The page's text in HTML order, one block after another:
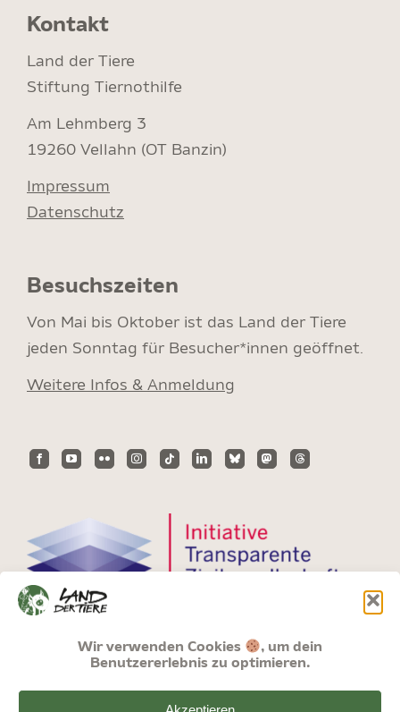
Wir verwenden Cookies
, um dein
Benutzererlebnis zu optimieren.
Kontakt
Land der Tiere
Stiftung Tiernothilfe
Am Lehmberg 3
19260 Vellahn (OT Banzin)
Impressum
Datenschutz
Besuchszeiten
Von Mai bis Oktober ist das Land der Tiere
jeden Sonntag für Besucher*innen geöffnet.
Weitere Infos & Anmeldung